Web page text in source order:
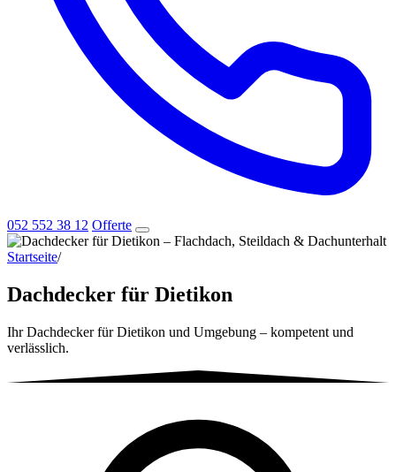
052 552 38 12 Offerte
Startseite/Dachdecker für Dietikon
Dachdecker für Dietikon
Ihr Dachdecker für Dietikon und Umgebung – kompetent und
verlässlich.